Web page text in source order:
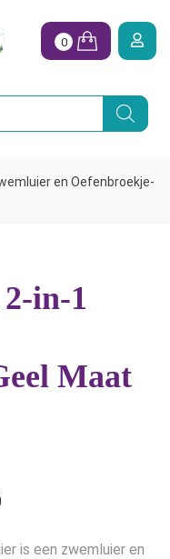
0
en Oefenbroekje-
in-1
Maat
is een zwemluier en